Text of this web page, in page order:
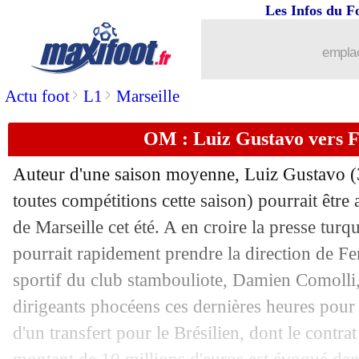
Actu foot> L1 > Marseille
Les Infos du
OM : Luiz Gustavo vers
Auteur d'une saison moyenne, Luiz Gustavo
toutes compétitions cette saison) pourrait
de Marseille cet été. A en croire la presse
pourrait rapidement prendre la direction de
sportif du club stambouliote, Damien
dirigeants phocéens ces dernières heures
d'un transfert pour le Brésilien, dont le
PSG: Neymar, Ménès pas tendre
30/06 Lyon
30/06 Real: Zidane contre la venue de
30/06 Tottenham : le coup de pression de
30/06 ASSE: accord trouvé pour Bouanga
30/06 Ajax: pas de départ prévu pour Onana
30/06 Lyon: Ndombele à Tottenham, c'est
30/06 VIDEO: Sneijder complètement ivre